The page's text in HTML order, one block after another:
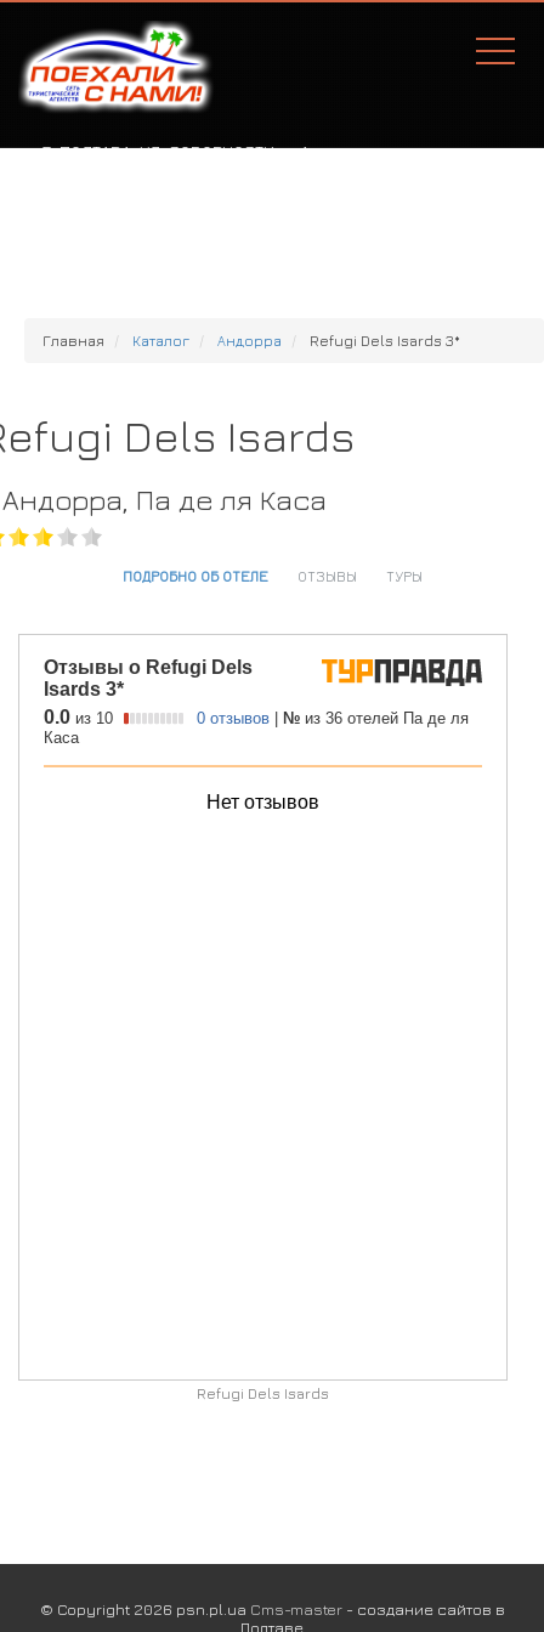
Г. ПОЛТАВА, УЛ. СОБОРНОСТИ, 77А
Главная Каталог Андорра Refugi Dels Isards 3*
Dels Isards
Андорра, Па де ля Каса
ПОДРОБНО ОБ ОТЕЛЕ ОТЗЫВЫ ТУРЫ
Refugi Dels Isards
© Copyright 2026 psn.pl.ua Cms-master- создание сайтов в
Полтаве